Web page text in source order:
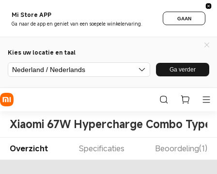
Mi Store APP
Ga naar de app en geniet van een soepele winkelervaring.
GAAN
Kies uw locatie en taal
Nederland / Nederlands Ga verder
Xiaomi 67W Hypercharge Combo Type
Overzicht Specificaties Beoordeling(1)